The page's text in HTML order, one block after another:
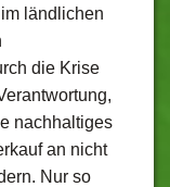
ländlichen
die Krise
nachhaltiges
an nicht
Nur so